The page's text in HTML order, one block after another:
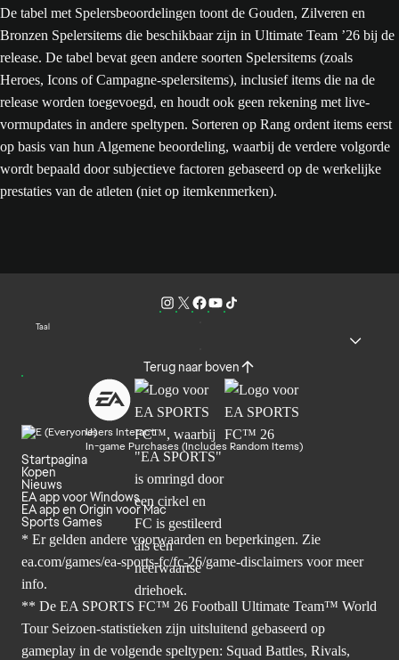
De tabel met Spelersbeoordelingen toont de Gouden, Zilveren en
Bronzen Spelersitems die beschikbaar zijn in Ultimate Team ’26 bij de
release. De tabel bevat geen andere soorten Spelersitems (zoals
Heroes, Icons of Campagne-spelersitems), inclusief items die na de
release worden toegevoegd, en houdt ook geen rekening met live-
vormupdates in andere speltypen. Sorteren op Rang ordent items eerst
op basis van hun Algemene beoordeling, waarbij de verdere volgorde
wordt bepaald door subjectieve factoren gebaseerd op de werkelijke
prestaties van de atleten (niet op itemkenmerken).
Taal
Terug naar boven
Users Interact
In-game Purchases (Includes Random Items)
Startpagina
Kopen
Nieuws
EA app voor Windows
EA app en Origin voor Mac
Sports Games
* Er gelden andere voorwaarden en beperkingen. Zie
ea.com/games/ea-sports-fc/fc-26/game-disclaimers voor meer
info.
** De EA SPORTS FC™ 26 Football Ultimate Team™ World
Tour Seizoen-statistieken zijn uitsluitend gebaseerd op
gameplay in de volgende speltypen: Squad Battles, Rivals,